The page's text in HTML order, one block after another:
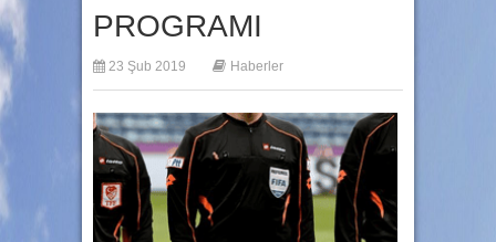
PROGRAMI
23 Şub 2019 Haberler